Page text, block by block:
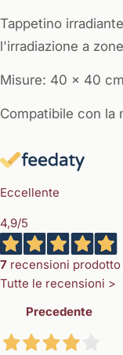
Tappetino
l'irradiazione a
Misure: 40 x 40
Compatibile con la
Eccellente
4,9/5
7 recensioni prodotto
Tutte le recensioni >
Precedente